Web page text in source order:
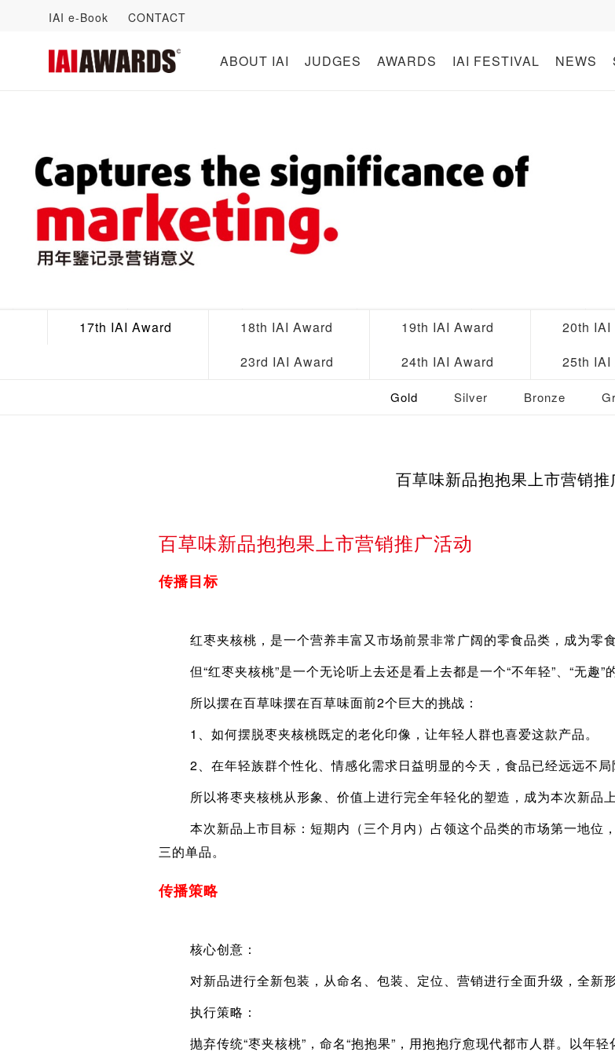
IAI e-Book CONTACT
ABOUT IAI JUDGES AWARDS IAI FESTIVAL NEWS
17th IAI Award 18th IAI Award 19th IAI Award 20th IAI
23rd IAI Award
24th IAI Award 25th IAI
Gold Silver Bronze
百草味新品抱抱果上市营销推
百草味新品抱抱果上市营销推广活动
传播目标
红枣夹核桃，是一个营养丰富又市场前景非常广阔的零食品类，成为零食
但“红枣夹核桃”是一个无论听上去还是看上去都是一个“不年轻”、“无趣”
所以摆在百草味摆在百草味面前2个巨大的挑战：
1、如何摆脱枣夹核桃既定的老化印像，让年轻人群也喜爱这款产品。
2、在年轻族群个性化、情感化需求日益明显的今天，食品已经远远不局
所以将枣夹核桃从形象、价值上进行完全年轻化的塑造，成为本次新品上
本次新品上市目标：短期内（三个月内）占领这个品类的市场第一地位
三的单品。
传播策略
核心创意：
对新品进行全新包装，从命名、包装、定位、营销进行全面升级，全新形
执行策略：
抛弃传统“枣夹核桃”，命名“抱抱果”，用抱抱疗愈现代都市人群。以年轻